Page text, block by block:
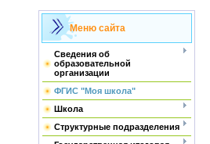
Меню сайта
Сведения об
образовательной
организации
ФГИС "Моя школа"
Школа
Структурные подразделения